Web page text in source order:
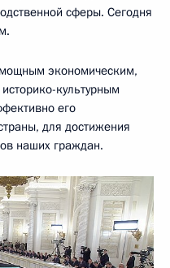
сферы. Сегодня
экономическим,
культурным
его
для достижения
наших граждан.